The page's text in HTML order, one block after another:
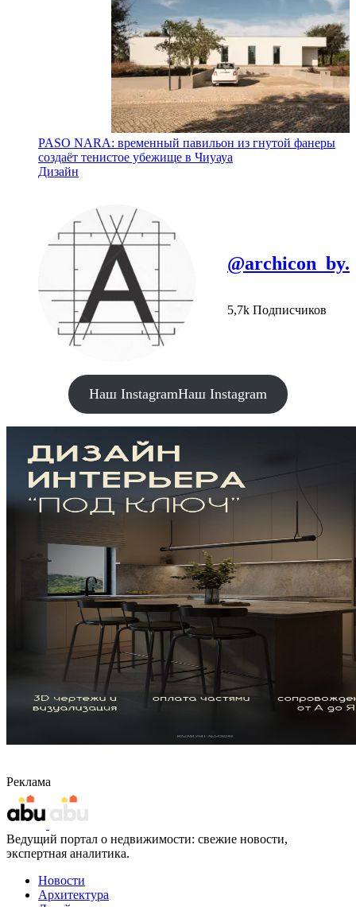
PASO NARA: временный павильон из гнутой фанеры
создаёт тенистое убежище в Чиуауа
Дизайн
@archicon_by.
5,7k Подписчиков
Наш InstagramНаш Instagram
Реклама
Ведущий портал о недвижимости: свежие новости,
экспертная аналитика.
Новости
Архитектура